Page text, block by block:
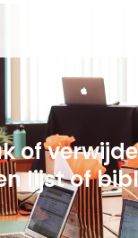
of
lijst of